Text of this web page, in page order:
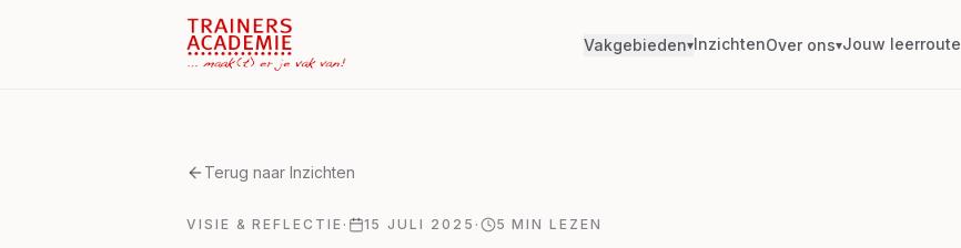
Vakgebieden▾InzichtenOver ons▾Jouw leerroute
Terug naar Inzichten
VISIE & REFLECTIE · 15 JULI 2025 · 5 MIN LEZEN